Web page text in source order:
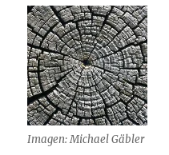
Imagen: Michael Gäbler